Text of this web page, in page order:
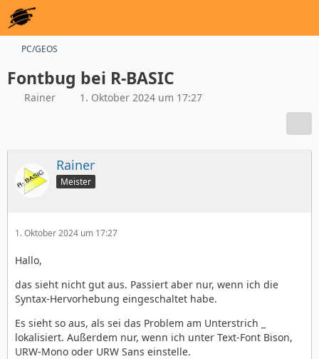
PC/GEOS
Fontbug bei R-BASIC
Rainer 1. Oktober 2024 um 17:27
Rainer
Meister
1. Oktober 2024 um 17:27
Hallo,
das sieht nicht gut aus. Passiert aber nur, wenn ich die
Syntax-Hervorhebung eingeschaltet habe.
Es sieht so aus, als sei das Problem am Unterstrich _
lokalisiert. Außerdem nur, wenn ich unter Text-Font Bison,
URW-Mono oder URW Sans einstelle.